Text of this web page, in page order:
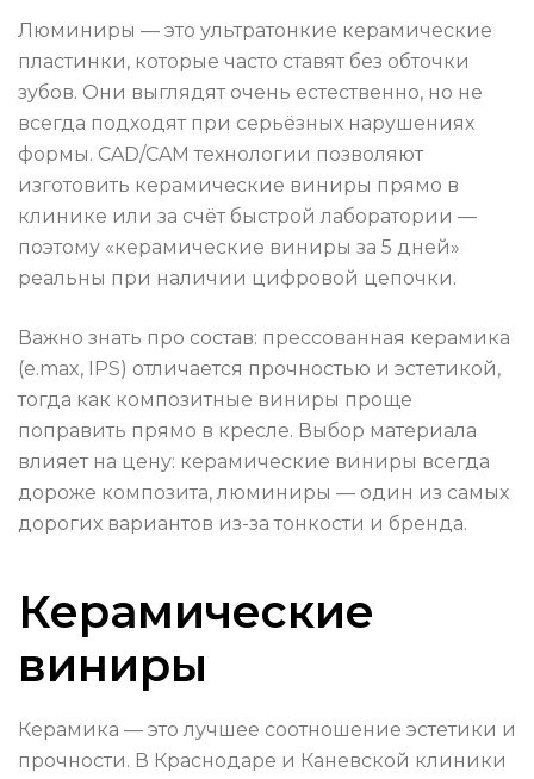
Люминиры — это ультратонкие керамические
пластинки, которые часто ставят без обточки
зубов. Они выглядят очень естественно, но не
всегда подходят при серьёзных нарушениях
формы. CAD/CAM технологии позволяют
изготовить керамические виниры прямо в
клинике или за счёт быстрой лаборатории —
поэтому «керамические виниры за 5 дней»
реальны при наличии цифровой цепочки.
Важно знать про состав: прессованная керамика
(e.max, IPS) отличается прочностью и эстетикой,
тогда как композитные виниры проще
поправить прямо в кресле. Выбор материала
влияет на цену: керамические виниры всегда
дороже композита, люминиры — один из самых
дорогих вариантов из-за тонкости и бренда.
Керамические
виниры
Керамика — это лучшее соотношение эстетики и
прочности. В Краснодаре и Каневской клиники